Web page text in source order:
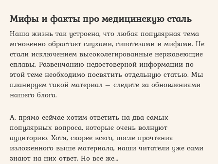
Мифы и факты про медицинскую сталь
Наша жизнь так устроена, что любая популярная тема
мгновенно обрастает слухами, гипотезами и мифами. Не
стали исключением высоколегированные нержавеющие
сплавы. Развенчанию недостоверной информации по
этой теме необходимо посвятить отдельную статью. Мы
планируем такой материал – следите за обновлениями
нашего блога.
А, прямо сейчас хотим ответить на два самых
популярных вопроса, которые очень волнуют
аудиторию. Хотя, скорее всего, после прочтения
изложенного выше материала, наши читатели уже сами
знают на них ответ. Но все же…